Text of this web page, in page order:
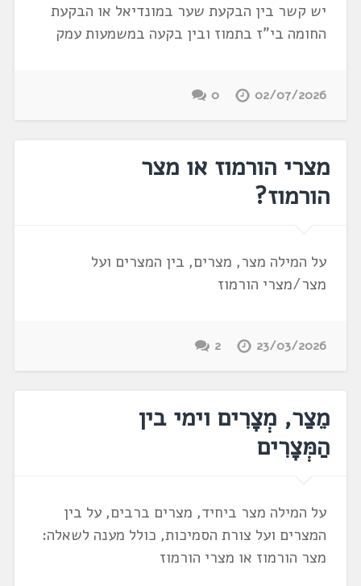
יש קשר בין הבקעת שער במונדיאל או הבקעת
החומה בי"ז בתמוז ובין בקעה במשמעות עמק
02/07/2026
0
מצרי הורמוז או מצר
הורמוז?
על המילה מצר, מצרים, בין המצרים ועל
מצר/מצרי הורמוז
23/03/2026
2
מֵצַר, מְצָרִים וימי בין
הַמְּצָרִים
על המילה מצר ביחיד, מצרים ברבים, על בין
המצרים ועל צורת הסמיכות, כולל מענה לשאלה:
מצר הורמוז או מצרי הורמוז